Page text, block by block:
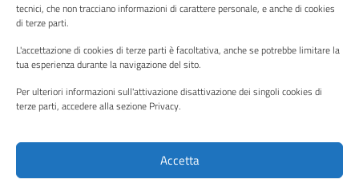
tecnici, che non tracciano informazioni di carattere personale, e anche di cookies
di terze parti.
L'accettazione di cookies di terze parti è facoltativa, anche se potrebbe limitare la
tua esperienza durante la navigazione del sito.
Per ulteriori informazioni sull'attivazione disattivazione dei singoli cookies di
terze parti, accedere alla sezione Privacy.
Accetta
Note legali
Piano di miglioramento del sito
Instagram